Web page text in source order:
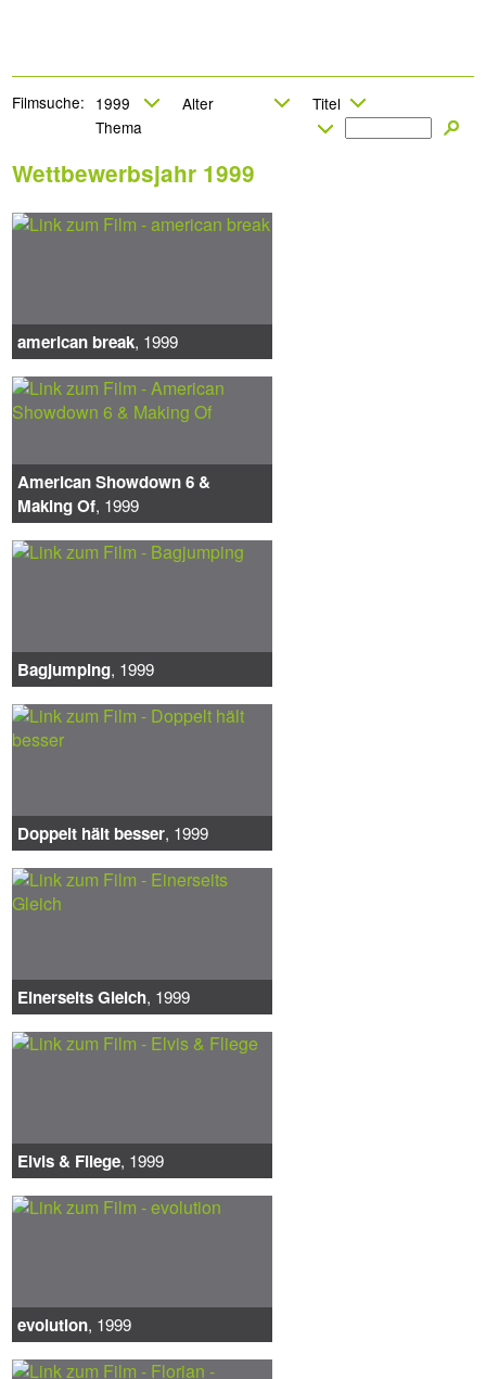
Filmsuche:
Wettbewerbsjahr 1999
american break, 1999
American Showdown 6 &
Making Of, 1999
Bagjumping, 1999
Doppelt hält besser, 1999
Einerseits Gleich, 1999
Elvis & Fliege, 1999
evolution, 1999